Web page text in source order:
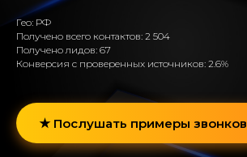
Гео: РФ
Получено всего контактов: 2 504
Получено лидов: 67
Конверсия с проверенных источников: 2.6%
Послушать примеры звонков